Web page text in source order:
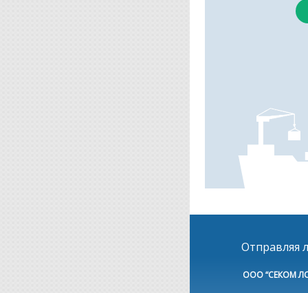
Отправляя
ООО “СЕКОМ